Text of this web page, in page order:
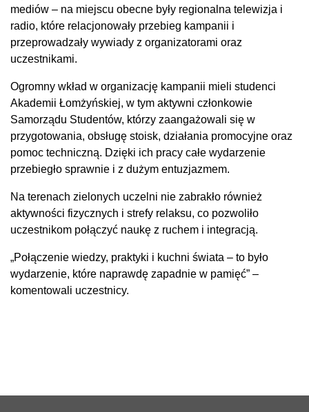
mediów – na miejscu obecne były regionalna telewizja i
radio, które relacjonowały przebieg kampanii i
przeprowadzały wywiady z organizatorami oraz
uczestnikami.
Ogromny wkład w organizację kampanii mieli studenci
Akademii Łomżyńskiej, w tym aktywni członkowie
Samorządu Studentów, którzy zaangażowali się w
przygotowania, obsługę stoisk, działania promocyjne oraz
pomoc techniczną. Dzięki ich pracy całe wydarzenie
przebiegło sprawnie i z dużym entuzjazmem.
Na terenach zielonych uczelni nie zabrakło również
aktywności fizycznych i strefy relaksu, co pozwoliło
uczestnikom połączyć naukę z ruchem i integracją.
„Połączenie wiedzy, praktyki i kuchni świata – to było
wydarzenie, które naprawdę zapadnie w pamięć” –
komentowali uczestnicy.